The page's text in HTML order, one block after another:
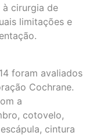
à cirurgia de
limitações e
foram avaliados
Cochrane.
a
cotovelo,
cintura